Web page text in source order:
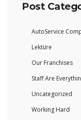
Post
AutoService
Lektüre
Our Franchises
Staff Are
Uncategorized
Working Hard